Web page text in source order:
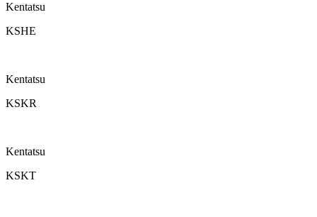
Kentatsu
KSHE
Kentatsu
KSKR
Kentatsu
KSKT